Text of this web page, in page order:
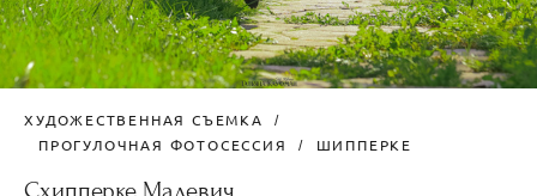
ХУДОЖЕСТВЕННАЯ СЪЕМКА
ПРОГУЛОЧНАЯ ФОТОСЕССИЯ
ШИППЕРКЕ